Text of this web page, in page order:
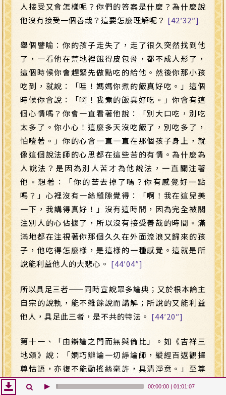
人接受又會怎樣呢？你們的答案是什麼？為什麼說
他沒有接受一個善哉？這要怎麼理解呢？ [42′32″]
舉個譬喻：你的孩子走失了，走了很久突然找到他
了，一看他在荒地裡餓得皮包骨，都不成人形了，
這個時候你會趕緊先做點吃的給他。然後你那小孩
吃到，就說：「哇！媽媽你煮的飯真好吃。」這個
時候你會說：「啊！我煮的飯真好吃。」你會有這
個心情嗎？你會一直看著他說：「別大口吃，別吃
太多了。你小心！這麼多天沒吃飯了，別吃多了，
怕噎著。」你的心會一直一直在那個孩子身上，就
像這個說法師的心思都在這些苦的有情。為什麼為
人說法？是因為別人苦才為他說法，一直關注著
他。想著：「你的苦去掉了嗎？你有感覺好一點
嗎？」心裡沒有一絲縫隙覺得：「啊！我在這兒美
一下，我講得真好！」沒有這時間，因為完全被關
注別人的心佔據了，所以沒有接受善哉的時間。滿
滿地都在注視著你那個久久在外面流浪又歸來的孩
子，他吃得怎麼樣，是這樣的一種感覺。這就是所
說能利益他人的大悲心。 [44′04″]
所以具足三者——同時宣說眾多論典；又於根本論主
自宗的說軌，能不雜餘說而講解；所說的又能利益
他人，具足此三者，是不共的特法。 [44′20″]
第十一、「由辯論之門而無與倫比」。如《吉祥三
地頌》說：「嫻巧辯論一切諍論師，縱經百返觀擇
尊怙語，亦復不能動搖絲毫許，具清淨意。」至尊
的善說，誰也不能以清淨的正理而作違害，這是辯
00:00:00 | 01:01:07